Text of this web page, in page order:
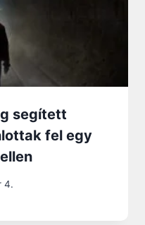
segített
fel egy
4.